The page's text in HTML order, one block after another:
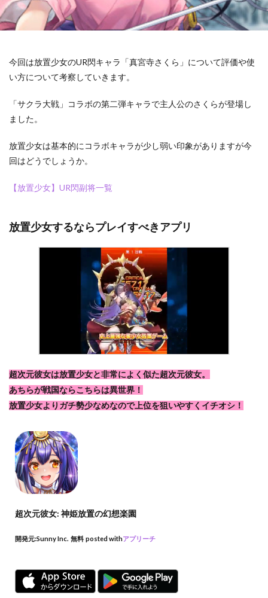
今回は放置少女のUR閃キャラ「真宮寺さくら」について評価や使
い方について考察していきます。
「サクラ大戦」コラボの第二弾キャラで主人公のさくらが登場し
ました。
放置少女は基本的にコラボキャラが少し弱い印象がありますが今
回はどうでしょうか。
【放置少女】UR閃副将一覧
放置少女するならプレイすべきアプリ
超次元彼女は放置少女と非常によく似た超次元彼女。
あちらが戦国ならこちらは異世界！
放置少女よりガチ勢少なめなので上位を狙いやすくイチオシ！
超次元彼女: 神姫放置の幻想楽園
開発元:Sunny Inc. 無料 posted withアプリーチ